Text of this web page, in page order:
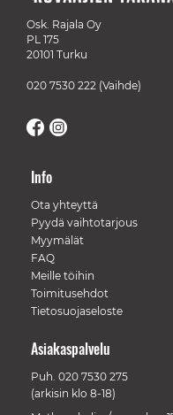
Osk. Rajala Oy
PL 175
20101 Turku
020 7530 222 (Vaihde)
Info
Ota yhteyttä
Pyydä vaihtotarjous
Myymälät
FAQ
Meille töihin
Toimitusehdot
Tietosuojaseloste
Asiakaspalvelu
Puh. 020 7530 275
(arkisin klo 8-18)